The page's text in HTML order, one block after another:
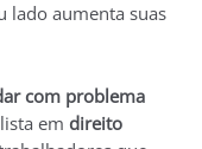
lado aumenta suas
com problema
emdireito